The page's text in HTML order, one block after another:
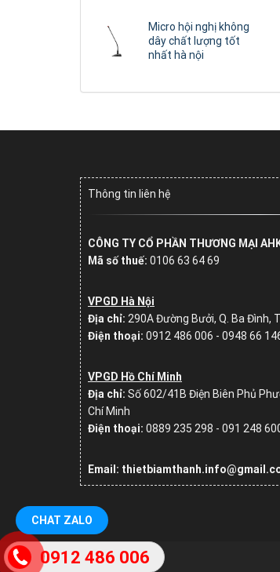
Micro hội nghị không
dây chất lượng tốt
nhất hà nội
Thông tin liên hệ
CÔNG TY CỔ PHẦN THƯƠNG MẠI
Mã số thuế: 0106 63 64 69
VPGD Hà Nội
Địa chỉ: 290A Đường Bưởi, Q. Ba Đình,
Điện thoại: 0912 486 006 - 0948 66
VPGD Hồ Chí Minh
Địa chỉ: Số602/41B Điện Biên Phủ
Chí Minh
Điện thoại: 0889 235 298 - 091 248
Email:
CHAT ZALO
0912 486 006